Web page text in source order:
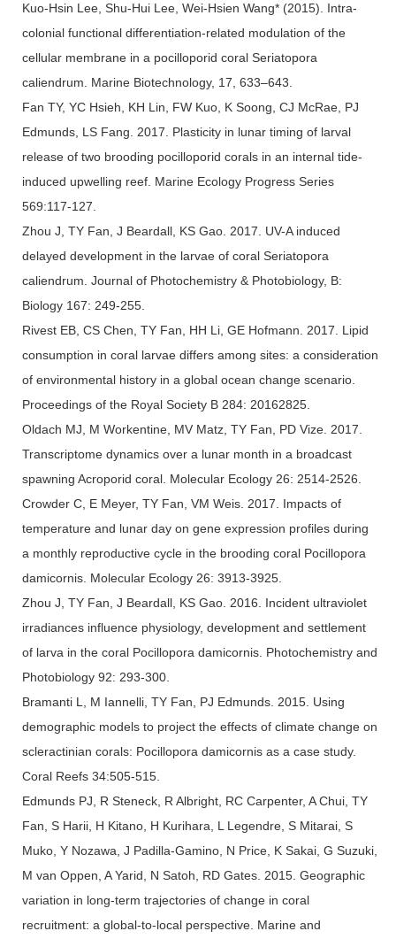
Kuo-Hsin Lee, Shu-Hui Lee, Wei-Hsien Wang* (2015). Intra-
colonial functional differentiation-related modulation of the
cellular membrane in a pocilloporid coral Seriatopora
caliendrum. Marine Biotechnology, 17, 633–643.
Fan TY, YC Hsieh, KH Lin, FW Kuo, K Soong, CJ McRae, PJ
Edmunds, LS Fang. 2017. Plasticity in lunar timing of larval
release of two brooding pocilloporid corals in an internal tide-
induced upwelling reef. Marine Ecology Progress Series
569:117-127.
Zhou J, TY Fan, J Beardall, KS Gao. 2017. UV-A induced
delayed development in the larvae of coral Seriatopora
caliendrum. Journal of Photochemistry & Photobiology, B:
Biology 167: 249-255.
Rivest EB, CS Chen, TY Fan, HH Li, GE Hofmann. 2017. Lipid
consumption in coral larvae differs among sites: a consideration
of environmental history in a global ocean change scenario.
Proceedings of the Royal Society B 284: 20162825.
Oldach MJ, M Workentine, MV Matz, TY Fan, PD Vize. 2017.
Transcriptome dynamics over a lunar month in a broadcast
spawning Acroporid coral. Molecular Ecology 26: 2514-2526.
Crowder C, E Meyer, TY Fan, VM Weis. 2017. Impacts of
temperature and lunar day on gene expression profiles during
a monthly reproductive cycle in the brooding coral Pocillopora
damicornis. Molecular Ecology 26: 3913-3925.
Zhou J, TY Fan, J Beardall, KS Gao. 2016. Incident ultraviolet
irradiances influence physiology, development and settlement
of larva in the coral Pocillopora damicornis. Photochemistry and
Photobiology 92: 293-300.
Bramanti L, M Iannelli, TY Fan, PJ Edmunds. 2015. Using
demographic models to project the effects of climate change on
scleractinian corals: Pocillopora damicornis as a case study.
Coral Reefs 34:505-515.
Edmunds PJ, R Steneck, R Albright, RC Carpenter, A Chui, TY
Fan, S Harii, H Kitano, H Kurihara, L Legendre, S Mitarai, S
Muko, Y Nozawa, J Padilla-Gamino, N Price, K Sakai, G Suzuki,
M van Oppen, A Yarid, N Satoh, RD Gates. 2015. Geographic
variation in long-term trajectories of change in coral
recruitment: a global-to-local perspective. Marine and